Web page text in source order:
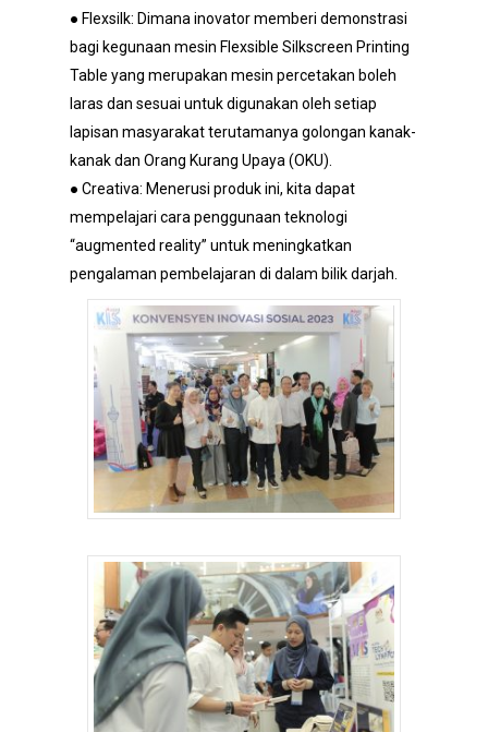
● Flexsilk: Dimana inovator memberi demonstrasi
bagi kegunaan mesin Flexsible Silkscreen Printing
Table yang merupakan mesin percetakan boleh
laras dan sesuai untuk digunakan oleh setiap
lapisan masyarakat terutamanya golongan kanak-
kanak dan Orang Kurang Upaya (OKU).
● Creativa: Menerusi produk ini, kita dapat
mempelajari cara penggunaan teknologi
“augmented reality” untuk meningkatkan
pengalaman pembelajaran di dalam bilik darjah.